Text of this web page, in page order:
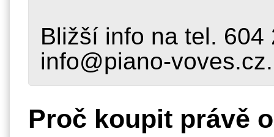
Bližší info na tel.
info@piano-voves.cz.
Proč koupit právě